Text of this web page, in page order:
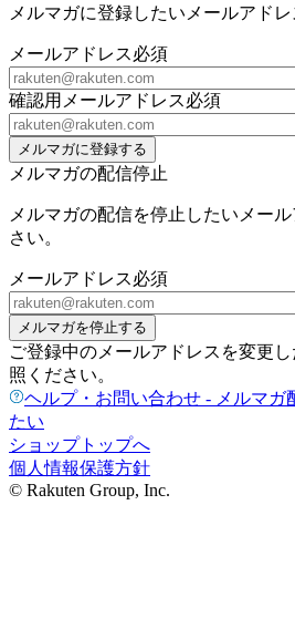
メルマガに登録したいメールアド
メールアドレス必須
確認用メールアドレス必須
メルマガに登録する
メルマガの配信停止
メルマガの配信を停止したいメー
さい。
メールアドレス必須
メルマガを停止する
ご登録中のメールアドレスを変更
照ください。
ヘルプ・お問い合わせ - メルマガ
たい
ショップトップへ
個人情報保護方針
© Rakuten Group, Inc.